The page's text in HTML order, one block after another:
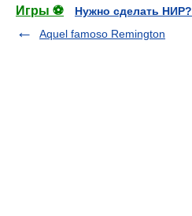
Игры ⚽
Нужно сделать НИР?
Aquel famoso Remington